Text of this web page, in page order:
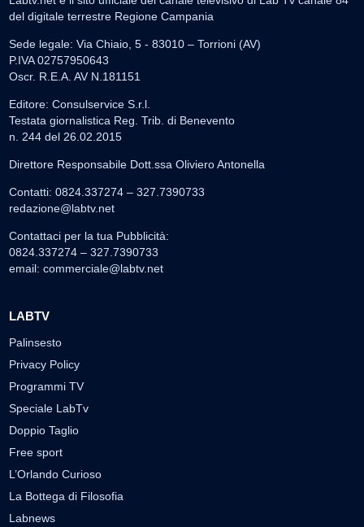
del digitale terrestre Regione Campania
Sede legale: Via Chiaio, 5 - 83010 – Torrioni (AV)
P.IVA 02757950643
Oscr. R.E.A. AV N.181151
Editore: Consulservice S.r.l.
Testata giornalistica Reg. Trib. di Benevento
n. 244 del 26.02.2015
Direttore Responsabile Dott.ssa Oliviero Antonella
Contatti: 0824.337274 – 327.7390733
redazione@labtv.net
Contattaci per la tua Pubblicità:
0824.337274 – 327.7390733
email: commerciale@labtv.net
LABTV
Palinsesto
Privacy Policy
Programmi TV
Speciale LabTv
Doppio Taglio
Free sport
L’Orlando Curioso
La Bottega di Filosofia
Labnews